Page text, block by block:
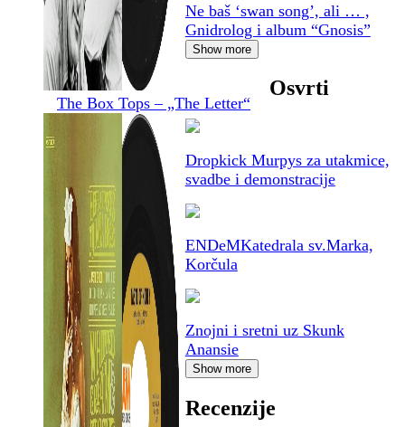
The Box Tops – „The Letter“
Ne baš ‘swan song’, ali … ,
Gnidrolog i album “Gnosis”
Show more
Osvrti
Dropkick Murpys za utakmice,
svadbe i demonstracije
ENDeMKatedrala sv.Marka,
Korčula
Znojni i sretni uz Skunk
Anansie
Show more
Recenzije